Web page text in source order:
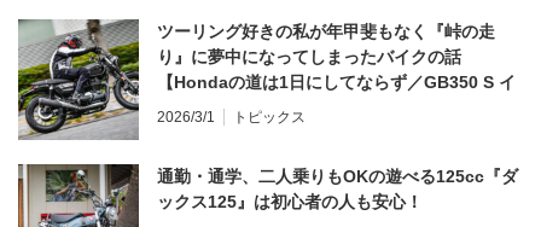
ツーリング好きの私が年甲斐もなく『峠の走
り』に夢中になってしまったバイクの話
【Hondaの道は1日にしてならず／GB350 S イ
ンプレ・レビュー 前編】
2026/3/1 トピックス
通勤・通学、二人乗りもOKの遊べる125cc『ダ
ックス125』は初心者の人も安心！